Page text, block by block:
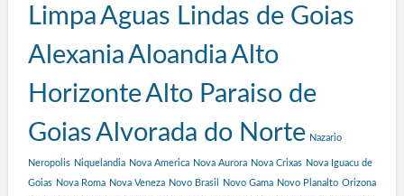
LimpaAguas Lindas de Goias
AlexaniaAloandiaAlto
HorizonteAlto Paraiso de
GoiasAlvorada do Norte Nazario
Neropolis Niquelandia Nova America Nova Aurora Nova Crixas Nova Iguacu de
Goias Nova Roma Nova Veneza Novo Brasil Novo Gama Novo Planalto Orizona